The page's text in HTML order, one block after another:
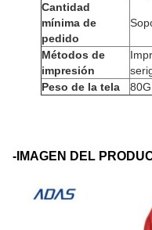
Cantidad
mínima de
pedido
Métodos de
impresión
Peso de la tela
-IMAGEN DEL